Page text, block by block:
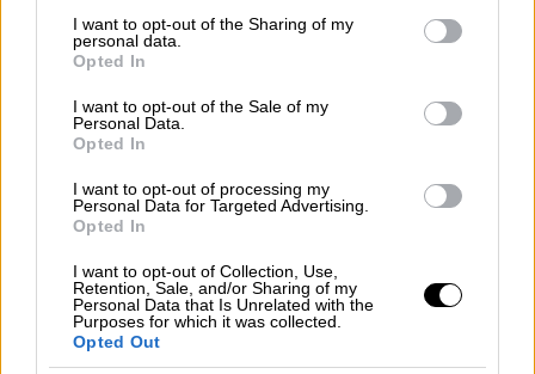
not limited to your visit or usage behaviour. You may click to
grant or deny consent to Google and its third-party tags to
use your data for below specified purposes in below Google
consent section.
I want to opt-out of the Sharing of my
personal data.
Opted In
I want to opt-out of the Sale of my
Personal Data.
Opted In
I want to opt-out of processing my
Personal Data for Targeted Advertising.
Opted In
I want to opt-out of Collection, Use,
Retention, Sale, and/or Sharing of my
Personal Data that Is Unrelated with the
Purposes for which it was collected.
Opted Out